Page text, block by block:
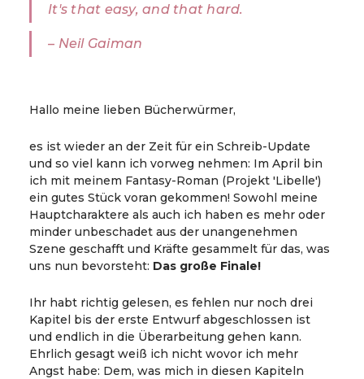
It's that easy, and that hard.
– Neil Gaiman
Hallo meine lieben Bücherwürmer,
es ist wieder an der Zeit für ein Schreib-Update
und so viel kann ich vorweg nehmen: Im April bin
ich mit meinem Fantasy-Roman (Projekt 'Libelle')
ein gutes Stück voran gekommen! Sowohl meine
Hauptcharaktere als auch ich haben es mehr oder
minder unbeschadet aus der unangenehmen
Szene geschafft und Kräfte gesammelt für das, was
uns nun bevorsteht: Das große Finale!
Ihr habt richtig gelesen, es fehlen nur noch drei
Kapitel bis der erste Entwurf abgeschlossen ist
und endlich in die Überarbeitung gehen kann.
Ehrlich gesagt weiß ich nicht wovor ich mehr
Angst habe: Dem, was mich in diesen Kapiteln